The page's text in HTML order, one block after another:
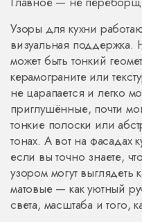
Узоры для кухни
визуальная
может быть тонкий
керамограните или
не царапается и легко
приглушённые, почти
тонкие полоски или
тонах. А вот на фасадах
если вы точно знаете,
узором могут выглядеть
матовые — как уютный
света, масштаба и того,